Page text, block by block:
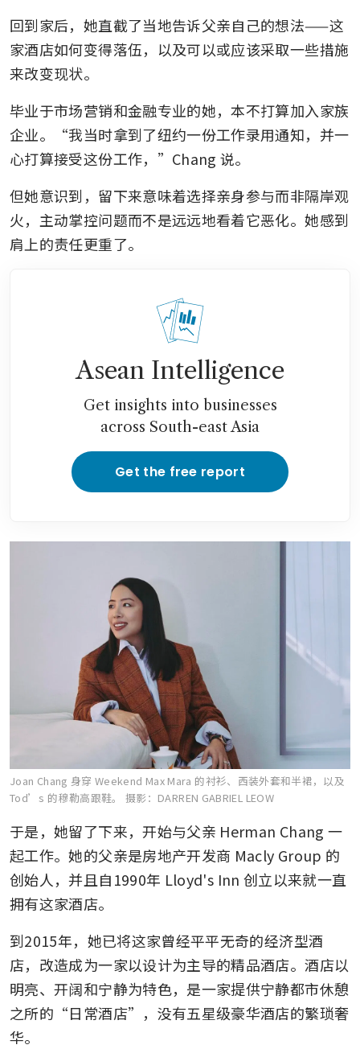
回到家后，她直截了当地告诉父亲自己的想法——这
家酒店如何变得落伍，以及可以或应该采取一些措施
来改变现状。
毕业于市场营销和金融专业的她，本不打算加入家族
企业。“我当时拿到了纽约一份工作录用通知，并一
心打算接受这份工作，”Chang 说。
但她意识到，留下来意味着选择亲身参与而非隔岸观
火，主动掌控问题而不是远远地看着它恶化。她感到
肩上的责任更重了。
Asean Intelligence
Get insights into businesses
across South-east Asia
Get the free report
Joan Chang 身穿 Weekend Max Mara 的衬衫、西装外套和半裙，以及
Tod’s 的穆勒高跟鞋。摄影：DARREN GABRIEL LEOW
于是，她留了下来，开始与父亲 Herman Chang 一
起工作。她的父亲是房地产开发商 Macly Group 的
创始人，并且自1990年 Lloyd's Inn 创立以来就一直
拥有这家酒店。
到2015年，她已将这家曾经平平无奇的经济型酒
店，改造成为一家以设计为主导的精品酒店。酒店以
明亮、开阔和宁静为特色，是一家提供宁静都市休憩
之所的“日常酒店”，没有五星级豪华酒店的繁琐奢
华。